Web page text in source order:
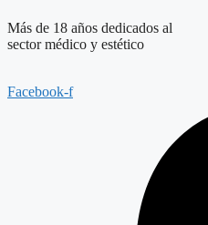
Más de 18 años dedicados al
sector médico y estético
Facebook-f